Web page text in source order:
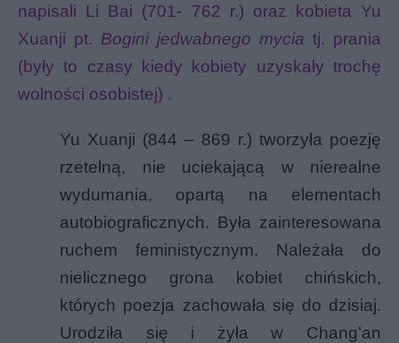
napisali Li Bai (701- 762 r.) oraz kobieta Yu
Xuanji pt. Bogini jedwabnego mycia tj. prania
(były to czasy kiedy kobiety uzyskały trochę
wolności osobistej) .
Yu Xuanji (844 – 869 r.) tworzyła poezję
rzetelną, nie uciekającą w nierealne
wydumania, opartą na elementach
autobiograficznych. Była zainteresowana
ruchem feministycznym. Należała do
nielicznego grona kobiet chińskich,
których poezja zachowała się do dzisiaj.
Urodziła się i żyła w Chang’an